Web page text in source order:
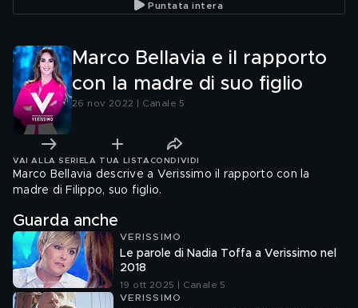
Puntata intera
Marco Bellavia e il rapporto
con la madre di suo figlio
26 nov 2022 | Canale 5
VAI ALLA SERIE LA TUA LISTA CONDIVIDI
Marco Bellavia descrive a Verissimo il rapporto con la
madre di Filippo, suo figlio.
Guarda anche
VERISSIMO
Le parole di Nadia Toffa a Verissimo nel
2018
19 ott 2025 | Canale 5
VERISSIMO